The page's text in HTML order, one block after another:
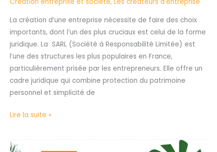
La création d’une entreprise nécessite de faire des choix
importants, dont l’un des plus cruciaux est celui de la forme
juridique. La SARL (Société à Responsabilité Limitée) est
l’une des structures les plus populaires en France,
particulièrement prisée par les entrepreneurs. Elle offre un
cadre juridique qui combine protection du patrimoine
personnel et simplicité de
Lire la suite »
EURL